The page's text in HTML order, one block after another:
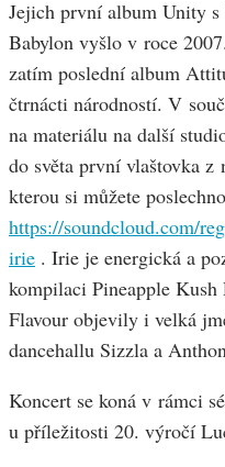
Jejich první album Unity
Babylon vyšlo v roce
zatím poslední album
čtrnácti národností. V
na materiálu na další
do světa první vlaštovka z
kterou si můžete
https://soundcloud.com/
irie . Irie je energická a
kompilaci Pineapple
Flavour objevily i velká
dancehallu Sizzla a
Koncert se koná v rámci
u příležitosti 20. výročí